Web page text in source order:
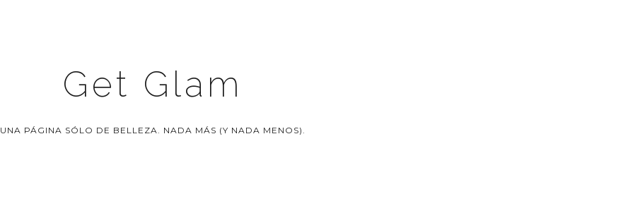
Get Glam
UNA PÁGINA SÓLO DE BELLEZA. NADA MÁS (Y NADA MENOS).